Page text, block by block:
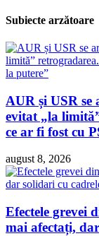
Subiecte arzătoare
AUR și USR se
evitat „la
ce ar fi fost cu
august 8, 2026
Efectele grevei
mai afectați,